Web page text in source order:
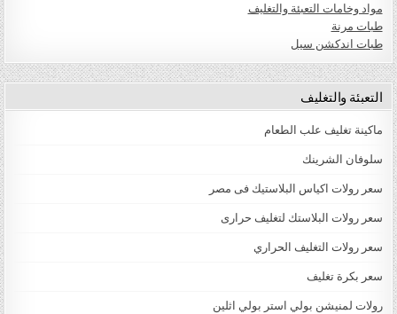
مواد وخامات التعبئة والتغليف
طبات مرنة
طبات اندكشن سيل
التعبئة والتغليف
ماكينة تغليف علب الطعام
سلوفان الشرينك
سعر رولات اكياس البلاستيك فى مصر
سعر رولات البلاستك لتغليف حرارى
سعر رولات التغليف الحراري
سعر بكرة تغليف
رولات لمنيشن بولي استر بولي اثلين